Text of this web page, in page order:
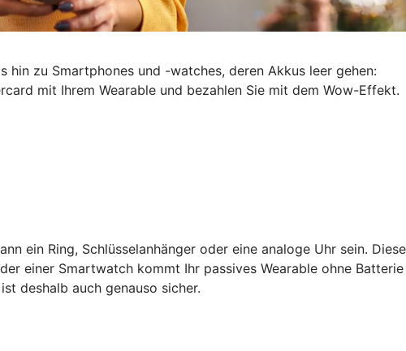
hin zu Smartphones und -watches, deren Akkus leer gehen:
mit Ihrem Wearable und bezahlen Sie mit dem Wow-Effekt.
ein Ring, Schlüsselanhänger oder eine analoge Uhr sein. Diese
einer Smartwatch kommt Ihr passives Wearable ohne Batterie
deshalb auch genauso sicher.